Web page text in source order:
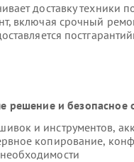
доставку техники
включая срочный
решение и безопасное
и инструментов,
копирование,